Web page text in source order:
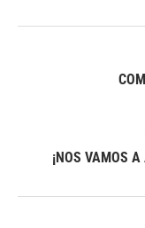
¡NOS VAMOS